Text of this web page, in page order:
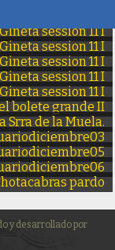
Gineta session 11 I
Gineta session 11 I
Gineta session 11 I
Gineta session 11 I
Gineta session 11 I
bolete grande II
Srra de la Muela.
pardo
y desarrollado por